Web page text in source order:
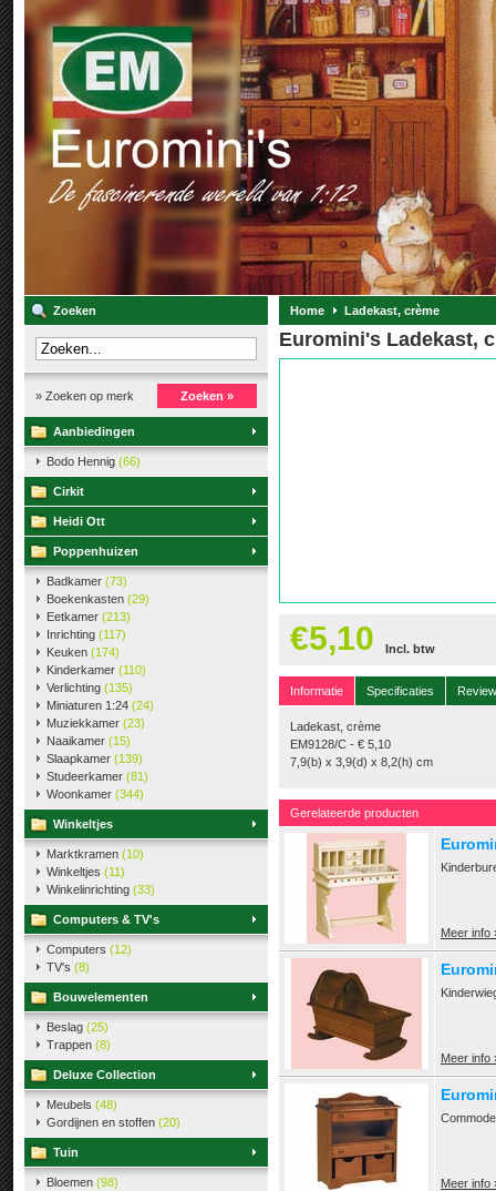
Zoeken
» Zoeken op merk Zoeken »
Aanbiedingen
Bodo Hennig (66)
Cirkit
Heidi Ott
Poppenhuizen
Badkamer (73)
Boekenkasten (29)
Eetkamer (213)
Inrichting (117)
Keuken (174)
Kinderkamer (110)
Verlichting (135)
Miniaturen 1:24 (24)
Muziekkamer (23)
Naaikamer (15)
Slaapkamer (139)
Studeerkamer (81)
Woonkamer (344)
Winkeltjes
Marktkramen (10)
Winkeltjes (11)
Winkelinrichting (33)
Computers & TV's
Computers (12)
TV's (8)
Bouwelementen
Beslag (25)
Trappen (8)
Deluxe Collection
Meubels (48)
Gordijnen en stoffen (20)
Tuin
Bloemen (98)
Home Ladekast, crème
Euromini's Ladekast,
€5,10 Incl. btw
Informatie Specificaties
Ladekast, crème
EM9128/C - € 5,10
7,9(b) x 3,9(d) x 8,2(h) cm
Gerelateerde producten
Meer info
Meer info
Meer info